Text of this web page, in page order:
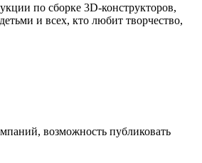
по сборке 3D-конструкторов,
и всех, кто любит творчество,
возможность публиковать